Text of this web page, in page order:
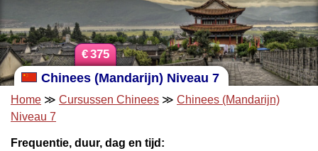
Chinees (Mandarijn) Niveau 7
€375
Home ≫ Cursussen Chinees ≫ Chinees (Mandarijn)
Niveau 7
Frequentie, duur, dag en tijd: